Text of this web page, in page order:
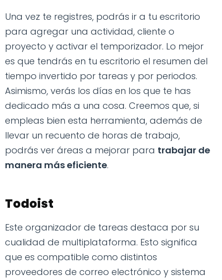
Una vez te registres, podrás ir a tu escritorio
para agregar una actividad, cliente o
proyecto y activar el temporizador. Lo mejor
es que tendrás en tu escritorio el resumen del
tiempo invertido por tareas y por periodos.
Asimismo, verás los días en los que te has
dedicado más a una cosa. Creemos que, si
empleas bien esta herramienta, además de
llevar un recuento de horas de trabajo,
podrás ver áreas a mejorar para trabajar de
manera más eficiente.
Todoist
Este organizador de tareas destaca por su
cualidad de multiplataforma. Esto significa
que es compatible como distintos
proveedores de correo electrónico y sistema